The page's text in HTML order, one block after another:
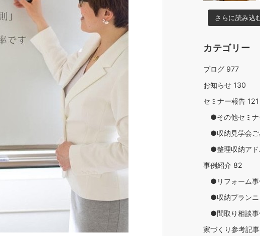
さらに読み込
カテゴリー
ブログ 977
お知らせ 130
セミナー報告 121
●その他セミナ
●収納見学会ご
●整理収納アド
事例紹介 82
●リフォーム事
●収納プランニ
●間取り相談事
家づくり参考記事